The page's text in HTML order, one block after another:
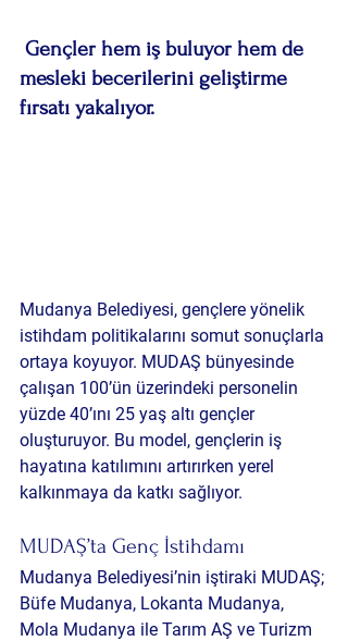
mesleki becerilerini geliştirme
fırsatı yakalıyor.
Mudanya Belediyesi, gençlere yönelik
istihdam politikalarını somut sonuçlarla
ortaya koyuyor. MUDAŞ bünyesinde
çalışan 100’ün üzerindeki personelin
yüzde 40’ını 25 yaş altı gençler
oluşturuyor. Bu model, gençlerin iş
hayatına katılımını artırırken yerel
kalkınmaya da katkı sağlıyor.
MUDAŞ’ta Genç İstihdamı
Mudanya Belediyesi’nin iştiraki MUDAŞ;
Büfe Mudanya, Lokanta Mudanya,
Mola Mudanya ile Tarım AŞ ve Turizm